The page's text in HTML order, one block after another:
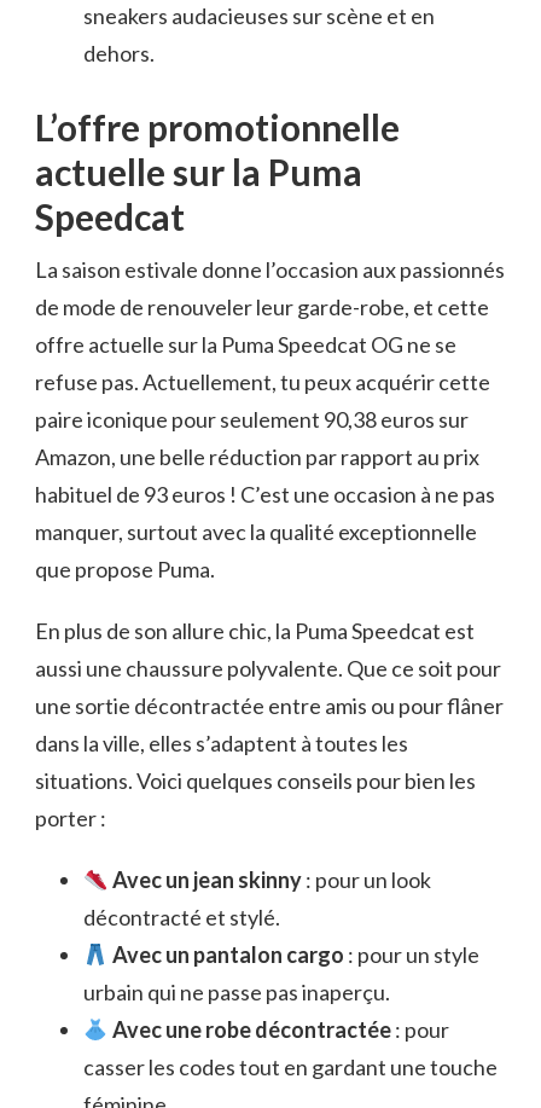
sneakers audacieuses sur scène et en
dehors.
L’offre promotionnelle
actuelle sur la Puma
Speedcat
La saison estivale donne l’occasion aux passionnés
de mode de renouveler leur garde-robe, et cette
offre actuelle sur la Puma Speedcat OG ne se
refuse pas. Actuellement, tu peux acquérir cette
paire iconique pour seulement 90,38 euros sur
Amazon, une belle réduction par rapport au prix
habituel de 93 euros ! C’est une occasion à ne pas
manquer, surtout avec la qualité exceptionnelle
que propose Puma.
En plus de son allure chic, la Puma Speedcat est
aussi une chaussure polyvalente. Que ce soit pour
une sortie décontractée entre amis ou pour flâner
dans la ville, elles s’adaptent à toutes les
situations. Voici quelques conseils pour bien les
porter :
Avec un jean skinny: pour un look
décontracté et stylé.
Avec un pantalon cargo : pour un style
urbain qui ne passe pas inaperçu.
Avec une robe décontractée: pour
casser les codes tout en gardant une touche